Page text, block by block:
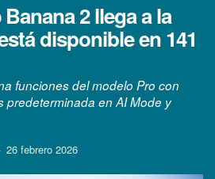
2 llega a la
disponible en 141
funciones del modelo Pro con
predeterminada en AI Mode y
26 febrero 2026